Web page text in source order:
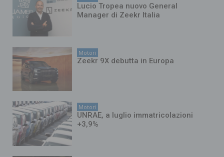
Lucio Tropea nuovo General
Manager di Zeekr Italia
Motori
Zeekr 9X debutta in Europa
Motori
UNRAE, a luglio immatricolazioni
+3,9%